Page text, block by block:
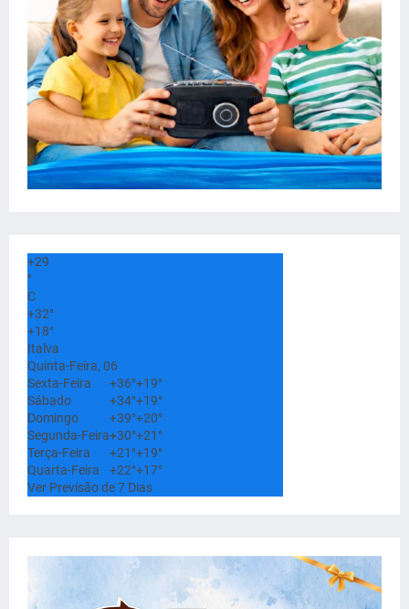
+29
°
C
+32°
+18°
Italva
Quinta-Feira, 06
Sexta-Feira
+36°+19°
Sábado
+34°+19°
Domingo
+39°+20°
Segunda-Feira+30°+21°
Terça-Feira
+21°+19°
Quarta-Feira
+22°+17°
Ver Previsão de 7 Dias